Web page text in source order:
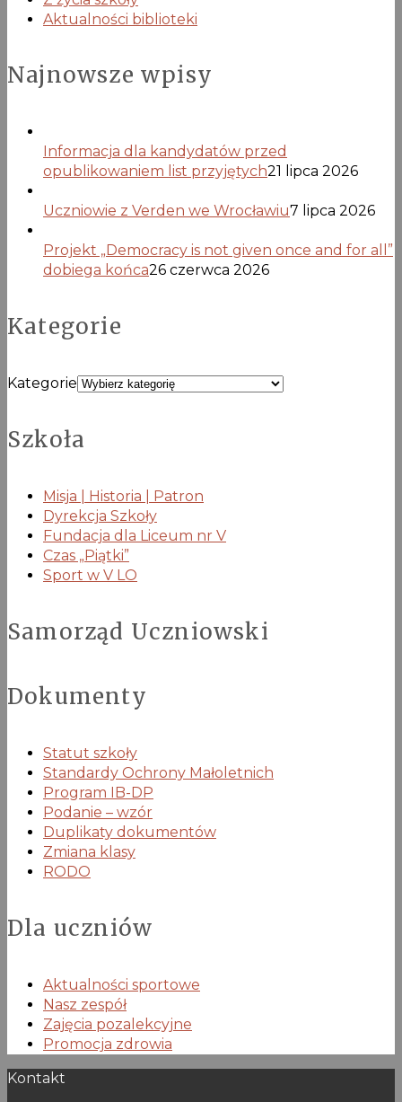
Aktualności biblioteki
Najnowsze wpisy
Informacja dla kandydatów przed
opublikowaniem list przyjętych21 lipca 2026
Uczniowie z Verden we Wrocławiu7 lipca 2026
Projekt „Democracy is not given once and for all”
dobiega końca26 czerwca 2026
Kategorie
Kategorie
Szkoła
Misja | Historia | Patron
Dyrekcja Szkoły
Fundacja dla Liceum nr V
Czas „Piątki”
Sport w V LO
Samorząd Uczniowski
Dokumenty
Statut szkoły
Standardy Ochrony Małoletnich
Program IB-DP
Podanie – wzór
Duplikaty dokumentów
Zmiana klasy
RODO
Dla uczniów
Aktualności sportowe
Nasz zespół
Zajęcia pozalekcyjne
Promocja zdrowia
Kontakt